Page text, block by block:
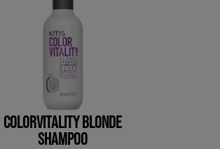
COLORVITALITY BLONDE
SHAMPOO